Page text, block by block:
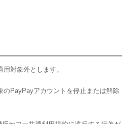
対象外とします。
のPayPayアカウントを停止または解除